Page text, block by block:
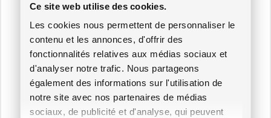
Ce site web utilise des cookies.
Les cookies nous permettent de personnaliser le
contenu et les annonces, d'offrir des
fonctionnalités relatives aux médias sociaux et
d'analyser notre trafic. Nous partageons
également des informations sur l'utilisation de
notre site avec nos partenaires de médias
sociaux, de publicité et d'analyse, qui peuvent